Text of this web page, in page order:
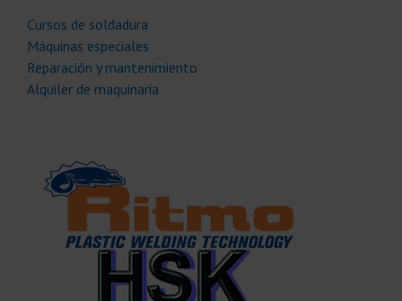
Cursos de soldadura
Máquinas especiales
Reparación y mantenimiento
Alquiler de maquinaria